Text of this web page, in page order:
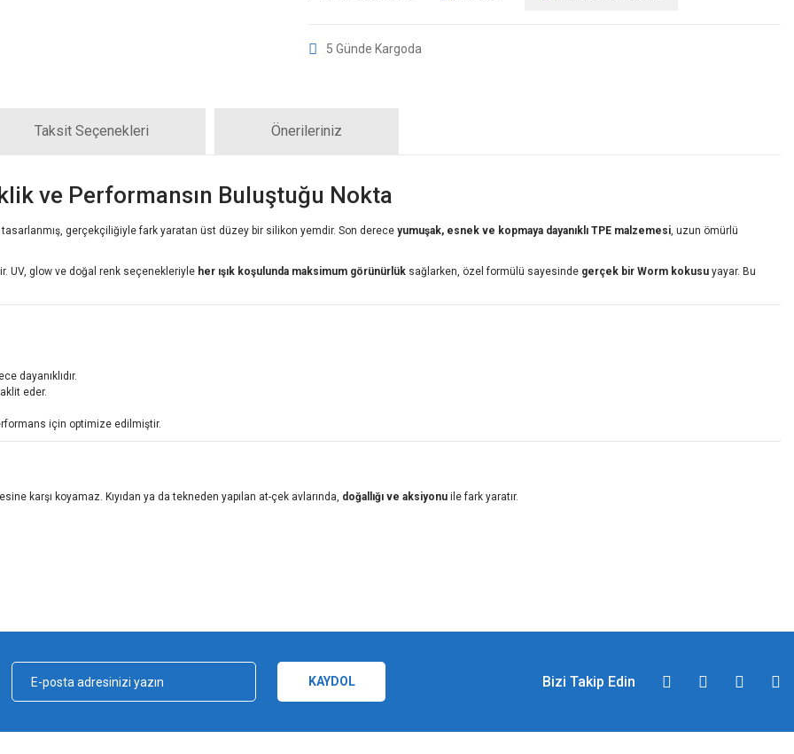
5 Günde Kargoda
Taksit Seçenekleri Önerileriniz
ve Performansın Buluştuğu Nokta
tasarlanmış, gerçekçiliğiyle fark yaratan üst düzey bir silikon yemdir. Son derece yumuşak, esnek ve kopmaya dayanıklı TPE malzemesi, uzun ömürlü
UV, glow ve doğal renk seçenekleriyle her ışık koşulunda maksimum görünürlük sağlarken, özel formülü sayesinde gerçek bir Worm kokusu yayar. Bu
dayanıklıdır.
eder.
için optimize edilmiştir.
karşı koyamaz. Kıyıdan ya da tekneden yapılan at-çek avlarında, doğallığı ve aksiyonu ile fark yaratır.
KAYDOL Bizi Takip Edin